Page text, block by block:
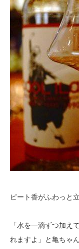
ピート香がふわっと
「水を一滴ずつ加え
れますよ」と亀ちゃん